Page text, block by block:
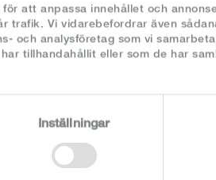
att anpassa innehållet och
trafik. Vi vidarebefordrar även
och analysföretag som vi
tillhandahållit eller som de har
Inställningar
Fett:
Varav mättat fett:
Kolhydrat:
Mjölk och mjölkprod.
Sojabönor: